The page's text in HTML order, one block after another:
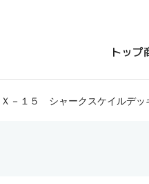
トップ
Ｘ－１５ シャークスケイルデ